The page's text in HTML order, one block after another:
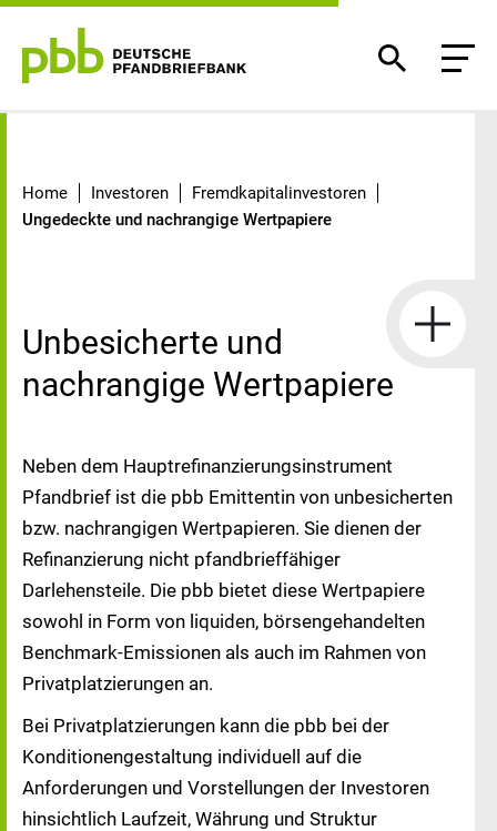
Home Investoren
Fremdkapitalinvestoren
Ungedeckte und nachrangige Wertpapiere
Unbesicherte und
nachrangige Wertpapiere
Neben dem Hauptrefinanzierungsinstrument
Pfandbrief ist die pbb Emittentin von unbesicherten
bzw. nachrangigen Wertpapieren. Sie dienen der
Refinanzierung nicht pfandbrieffähiger
Darlehensteile. Die pbb bietet diese Wertpapiere
sowohl in Form von liquiden, börsengehandelten
Benchmark-Emissionen als auch im Rahmen von
Privatplatzierungen an.
Bei Privatplatzierungen kann die pbb bei der
Konditionengestaltung individuell auf die
Anforderungen und Vorstellungen der Investoren
hinsichtlich Laufzeit, Währung und Struktur